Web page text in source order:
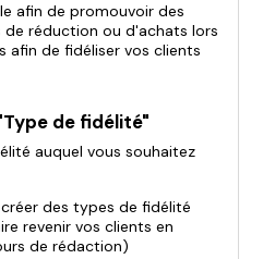
afin de promouvoir des
réduction ou d'achats lors
afin de fidéliser vos clients
de fidélité"
auquel vous souhaitez
des types de fidélité
revenir vos clients en
de rédaction)